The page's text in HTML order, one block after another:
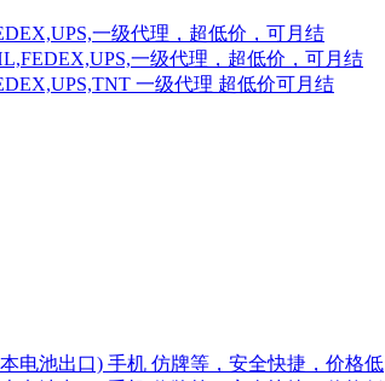
一级代理，超低价，可月结
一级代理，超低价，可月结
一级代理 超低价可月结
电池出口) 手机 仿牌等，安全快捷，价格低